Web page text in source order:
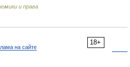
и права
18+
на сайте